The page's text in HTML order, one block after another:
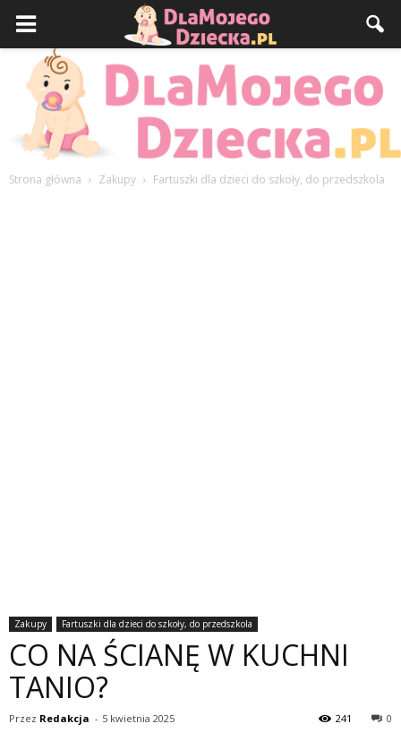
Strona główna Zakupy Fartuszki dla dzieci do szkoły, do przedszkola
Zakupy Fartuszki dla dzieci do szkoły, do przedszkola
CO NA ŚCIANĘ W KUCHNI
TANIO?
Przez Redakcja - 5 kwietnia 2025 0
241